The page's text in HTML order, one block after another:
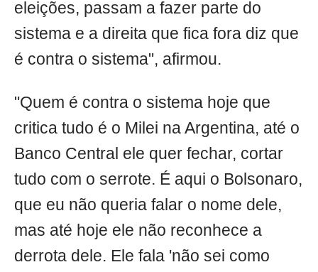
eleições, passam a fazer parte do
sistema e a direita que fica fora diz que
é contra o sistema", afirmou.
"Quem é contra o sistema hoje que
critica tudo é o Milei na Argentina, até o
Banco Central ele quer fechar, cortar
tudo com o serrote. É aqui o Bolsonaro,
que eu não queria falar o nome dele,
mas até hoje ele não reconhece a
derrota dele. Ele fala 'não sei como